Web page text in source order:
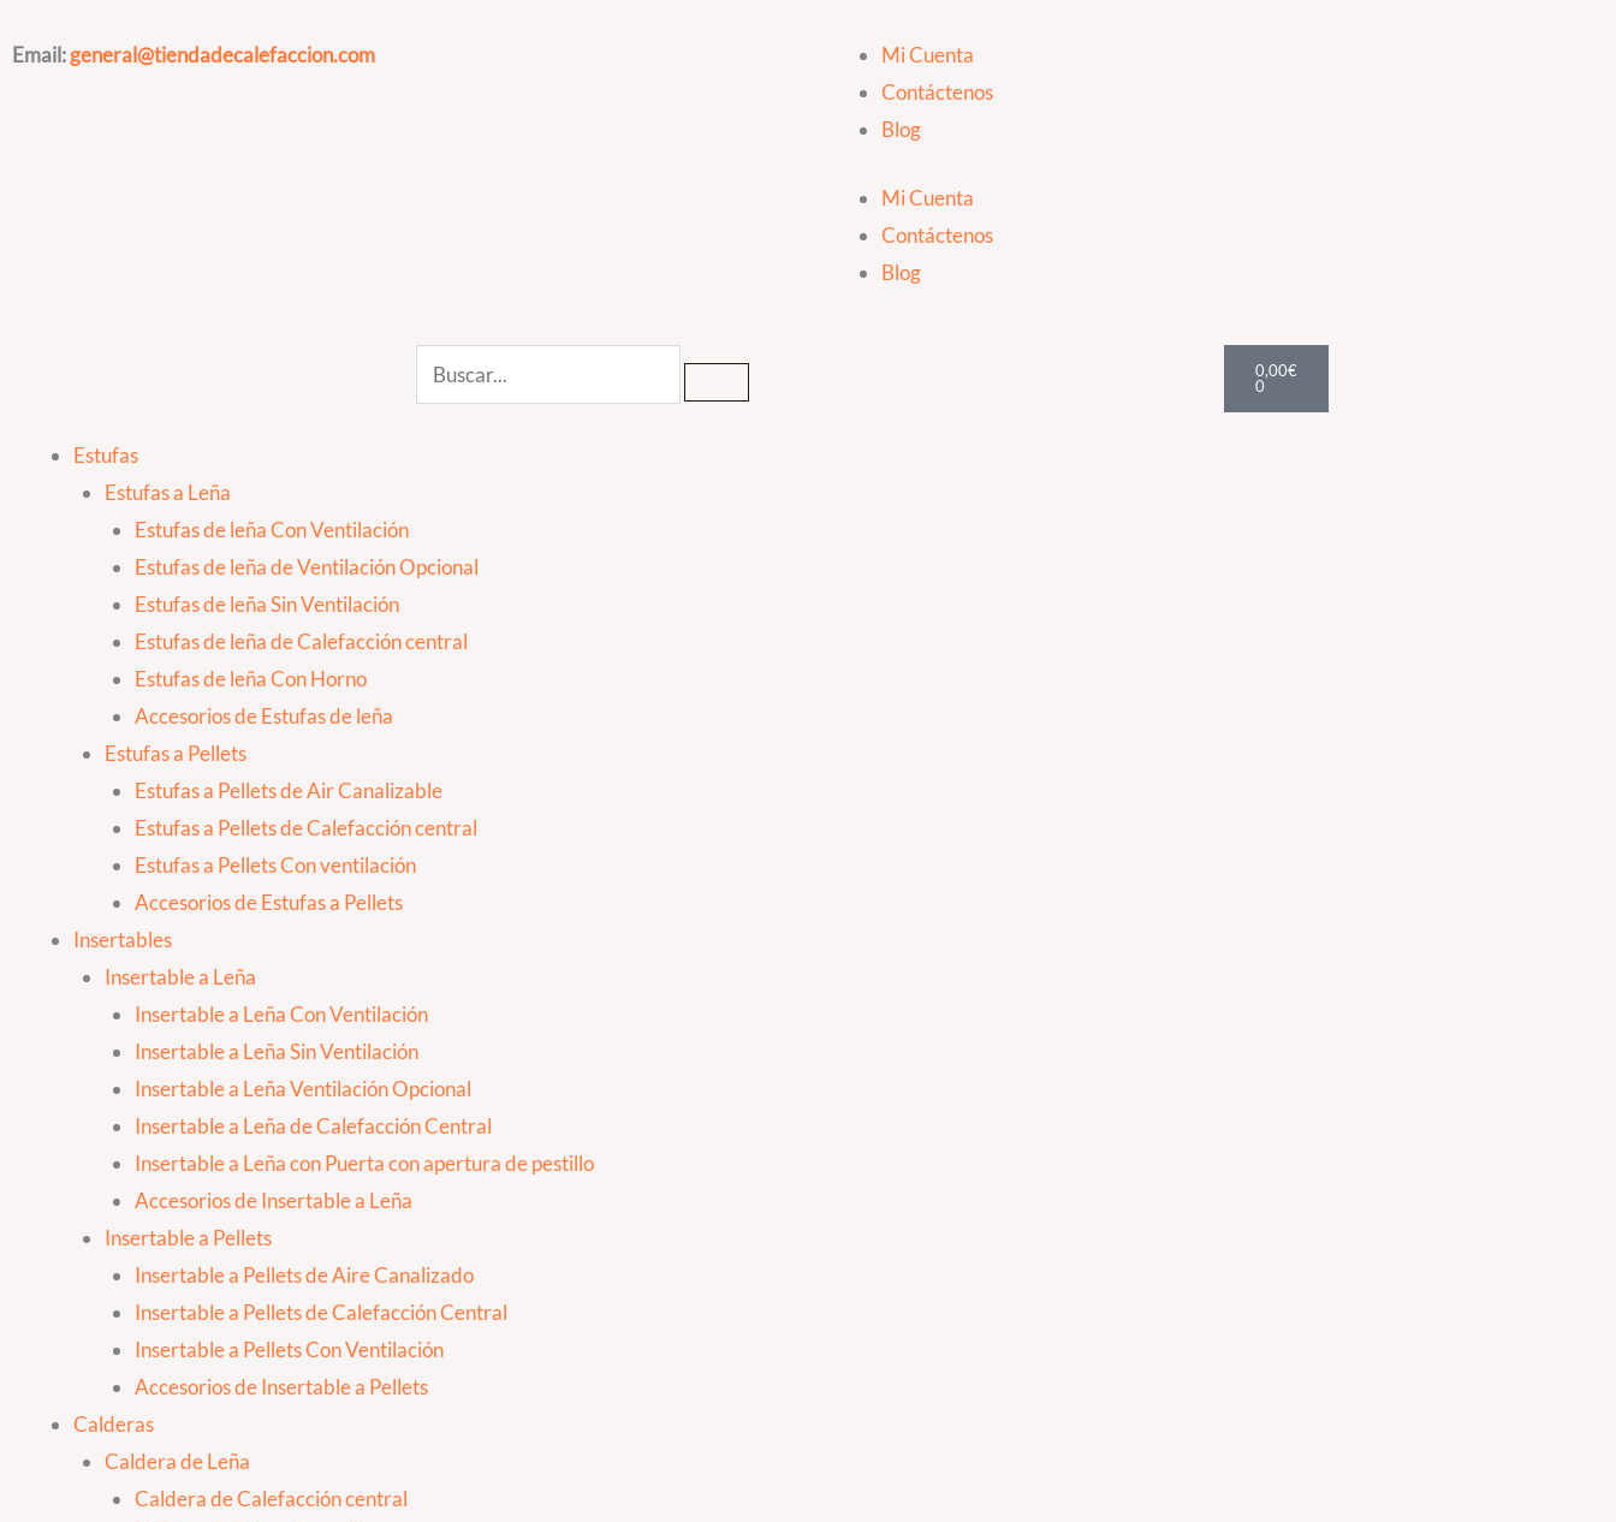
Email:general@tiendadecalefaccion.com
Mi Cuenta
Contáctenos
Blog
Mi Cuenta
Contáctenos
Blog
Search 0,00€
0
Cart
Estufas
Estufas a Leña
Estufas de leña Con Ventilación
Estufas de leña de Ventilación Opcional
Estufas de leña Sin Ventilación
Estufas de leña de Calefacción central
Estufas de leña Con Horno
Accesorios de Estufas de leña
Estufas a Pellets
Estufas a Pellets de Air Canalizable
Estufas a Pellets de Calefacción central
Estufas a Pellets Con ventilación
Accesorios de Estufas a Pellets
Insertables
Insertable a Leña
Insertable a Leña Con Ventilación
Insertable a Leña Sin Ventilación
Insertable a Leña Ventilación Opcional
Insertable a Leña de Calefacción Central
Insertable a Leña con Puerta con apertura de pestillo
Accesorios de Insertable a Leña
Insertable a Pellets
Insertable a Pellets de Aire Canalizado
Insertable a Pellets de Calefacción Central
Insertable a Pellets Con Ventilación
Accesorios de Insertable a Pellets
Calderas
Caldera de Leña
Caldera de Calefacción central